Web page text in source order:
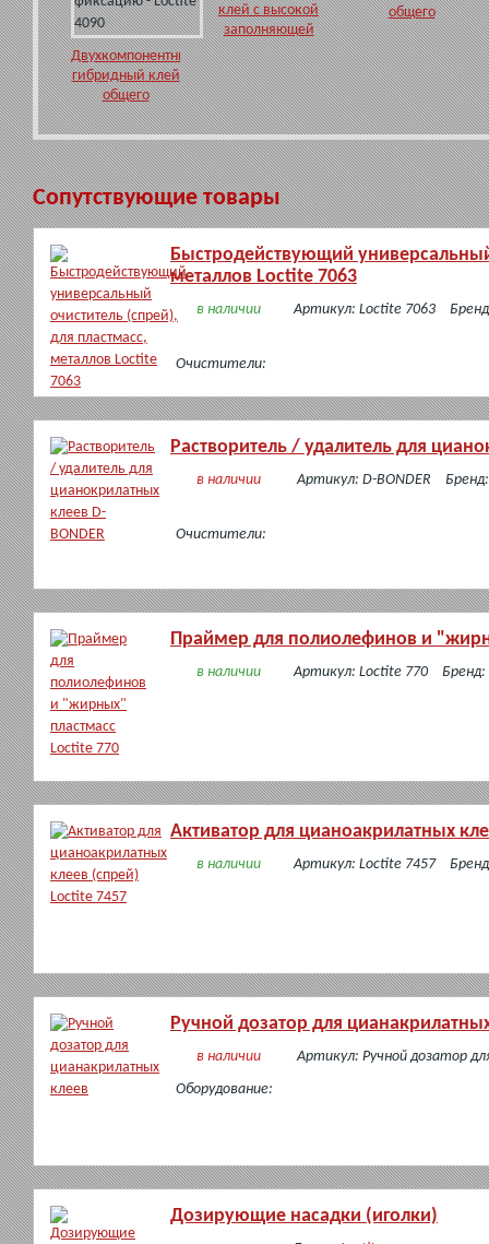
Двухкомпонентный
гибридный клей
общего
назначения,
обеспечивающий
быструю
фиксацию -
Loctite 4090
клей с высокой
заполняющей
способностью
Loctite 3090
общего
назначения
Сопутствующие товары
Быстродействующий
металлов Loctite 7063
в наличии Артикул: Loctite 7063
Очистители:
Растворитель / удалитель для
в наличии Артикул: D-BONDER
Очистители:
Праймер для полиолефинов и
в наличии Артикул: Loctite 770 Бренд:
Активатор для цианоакрилатных
в наличии Артикул: Loctite 7457
Ручной дозатор для
в наличии
Артикул: Ручной дозатор
Оборудование:
Дозирующие насадки (иголки)